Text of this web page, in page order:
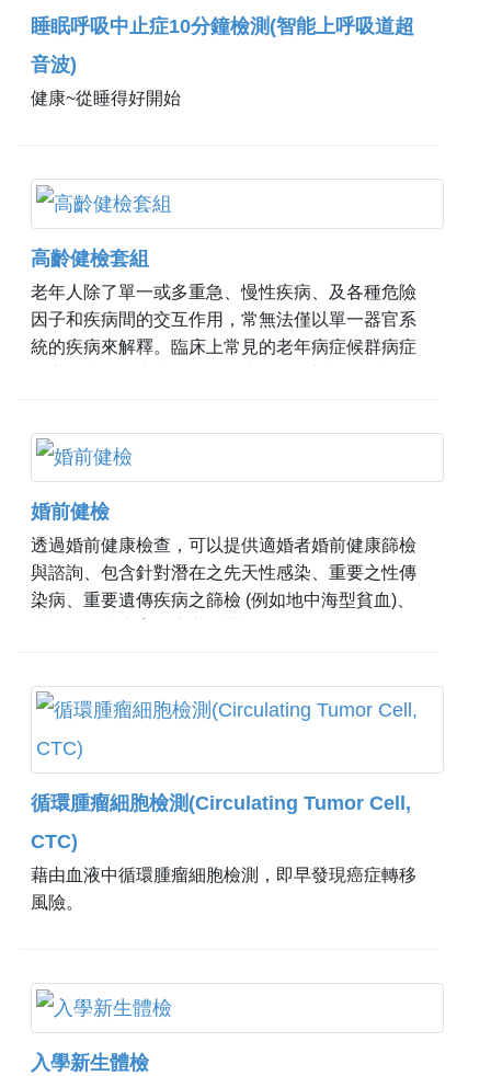
睡眠呼吸中止症10分鐘檢測(智能上呼吸道超
音波)
健康~從睡得好開始
高齡健檢套組
老年人除了單一或多重急、慢性疾病、及各種危險
因子和疾病間的交互作用，常無法僅以單一器官系
統的疾病來解釋。臨床上常見的老年病症候群病症
婚前健檢
透過婚前健康檢查，可以提供適婚者婚前健康篩檢
與諮詢、包含針對潛在之先天性感染、重要之性傳
染病、重要遺傳疾病之篩檢 (例如地中海型貧血)、
循環腫瘤細胞檢測(Circulating Tumor Cell,
CTC)
藉由血液中循環腫瘤細胞檢測，即早發現癌症轉移
風險。
入學新生體檢